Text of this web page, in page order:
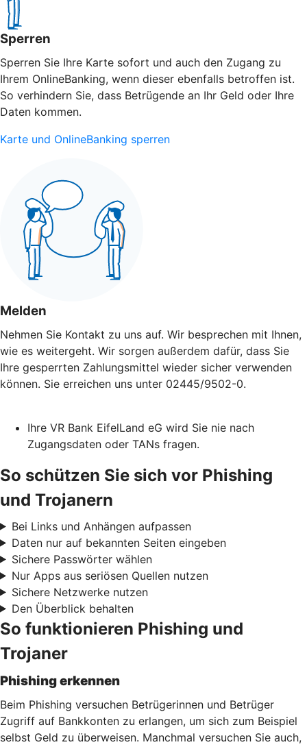
Sperren
Sperren Sie Ihre Karte sofort und auch den Zugang zu
Ihrem OnlineBanking, wenn dieser ebenfalls betroffen ist.
So verhindern Sie, dass Betrügende an Ihr Geld oder Ihre
Daten kommen.
Karte und OnlineBanking sperren
Melden
Nehmen Sie Kontakt zu uns auf. Wir besprechen mit Ihnen,
wie es weitergeht. Wir sorgen außerdem dafür, dass Sie
Ihre gesperrten Zahlungsmittel wieder sicher verwenden
können. Sie erreichen uns unter 02445/9502-0.
Ihre VR Bank EifelLand eG wird Sie nie nach
Zugangsdaten oder TANs fragen.
So schützen Sie sich vor Phishing
und Trojanern
Bei Links und Anhängen aufpassen
Daten nur auf bekannten Seiten eingeben
Sichere Passwörter wählen
Nur Apps aus seriösen Quellen nutzen
Sichere Netzwerke nutzen
Den Überblick behalten
So funktionieren Phishing und
Trojaner
Phishing erkennen
Beim Phishing versuchen Betrügerinnen und Betrüger
Zugriff auf Bankkonten zu erlangen, um sich zum Beispiel
selbst Geld zu überweisen. Manchmal versuchen Sie auch,